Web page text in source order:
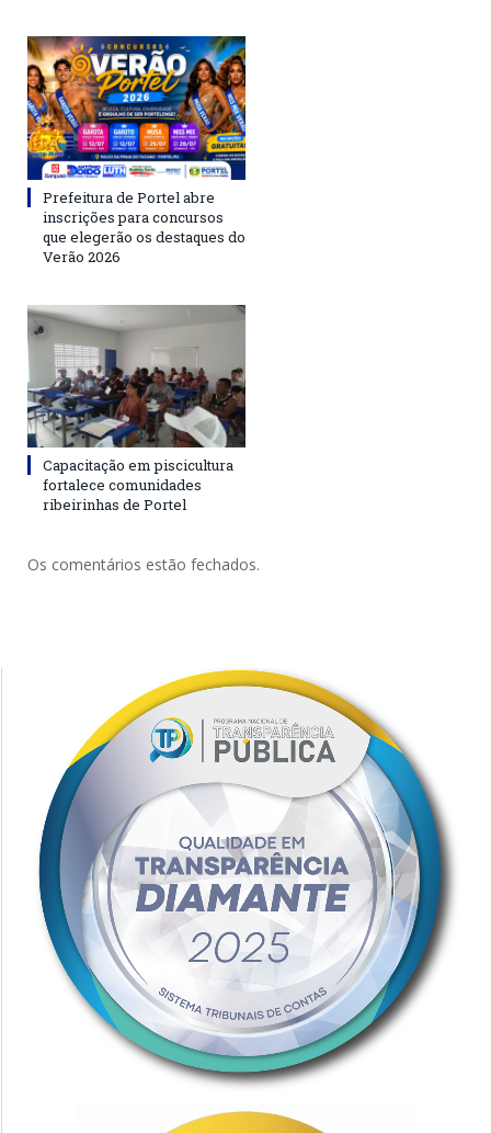
Prefeitura de Portel abre
inscrições para concursos
que elegerão os destaques do
Verão 2026
Capacitação em piscicultura
fortalece comunidades
ribeirinhas de Portel
Os comentários estão fechados.